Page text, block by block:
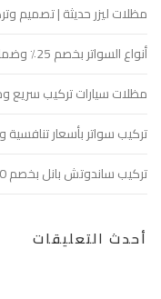
مظلات ليزر حديثة | تصميم
أنواع السواتر بخصم 25٪ وضمان 5 سنوات
مظلات سيارات تركيب سريع
تركيب سواتر بأسعار
تركيب ساندوتش بانل بخصم 30٪ تواصل معنا
أحدث التعليقات